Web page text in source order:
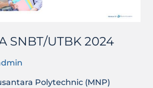
SNBT/UTBK 2024
Polytechnic (MNP)